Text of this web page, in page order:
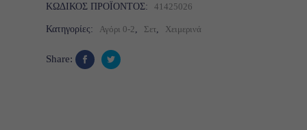
ΚΩΔΙΚΌΣ ΠΡΟΪΌΝΤΟΣ: 41425026
Κατηγορίες: Αγόρι 0-2 Σετ Χειμερινά
Share: